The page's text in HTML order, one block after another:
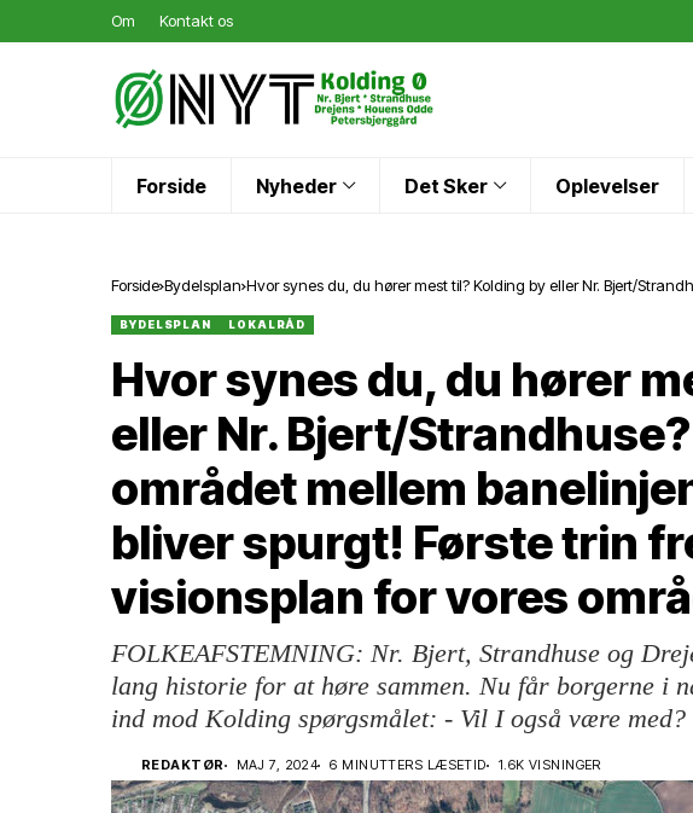
Om Kontakt os
Forside Nyheder Det Sker Oplevelser
Forside Bydelsplan Hvor synes du, du hører mest til? Kolding by eller Nr. Bjert/
BYDELSPLAN LOKALRÅD
Hvor synes du, du hører
eller Nr. Bjert/
området mellem
bliver spurgt! Første trin
visionsplan for vores
FOLKEAFSTEMNING: Nr. Bjert, Strandhuse og
lang historie for at høre sammen. Nu får borgerne i
ind mod Kolding spørgsmålet: - Vil I også være med?
REDAKTØR MAJ 7, 2024 6 MINUTTERS LÆSETID 1.6K VISNINGER